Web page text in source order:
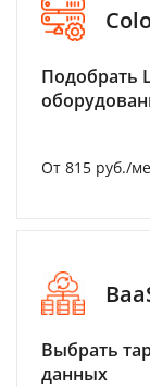
Подобрать
От 815 руб./
Выбрать
данных